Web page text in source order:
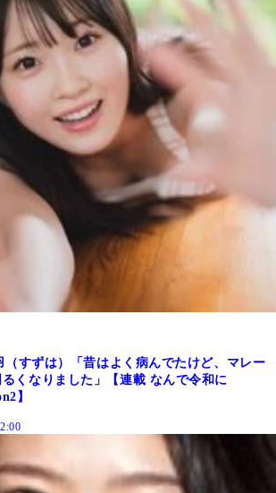
（すずは）「昔はよく病んでたけど、マレー
くなりました」【連載 なんで令和に
】